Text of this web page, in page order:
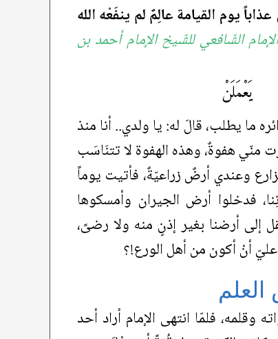
يوم القيامة عالِمٌ لم ينفَعْه الله
الشّافعي للشّيخ الإمام أحمد بن
ما يطلب، قالَ له: يا ولدي.. أنا منذ
منّي هفوةٌ، وهذه الهفوة لا تتنَاسَب
وعندي أرضٌ زراعيّةٌ، فأتيت يوماً
فدخلوا أرض الجيران وأمسكوها
إلى أرضنا بغير إذنٍ منه ولا رضىً،
أنْ أكون من أهل الورع!؟
فلمّا انتهى الإمام أراد أحد